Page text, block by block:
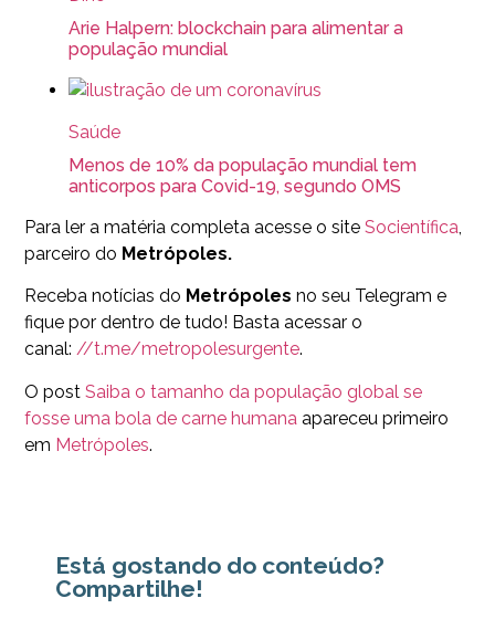
Arie Halpern: blockchain para alimentar a
população mundial
Saúde
Menos de 10% da população mundial tem
anticorpos para Covid-19, segundo OMS
Para ler a matéria completa acesse o site Socientífica,
parceiro do Metrópoles.
Receba notícias do Metrópoles no seu Telegram e
fique por dentro de tudo! Basta acessar o
canal: //t.me/metropolesurgente.
O post Saiba o tamanho da população global se
fosse uma bola de carne humana apareceu primeiro
em Metrópoles.
Está gostando do conteúdo?
Compartilhe!